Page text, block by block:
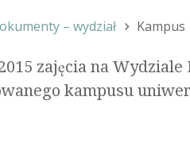
– wydział Kampus
zajęcia na
kampusu